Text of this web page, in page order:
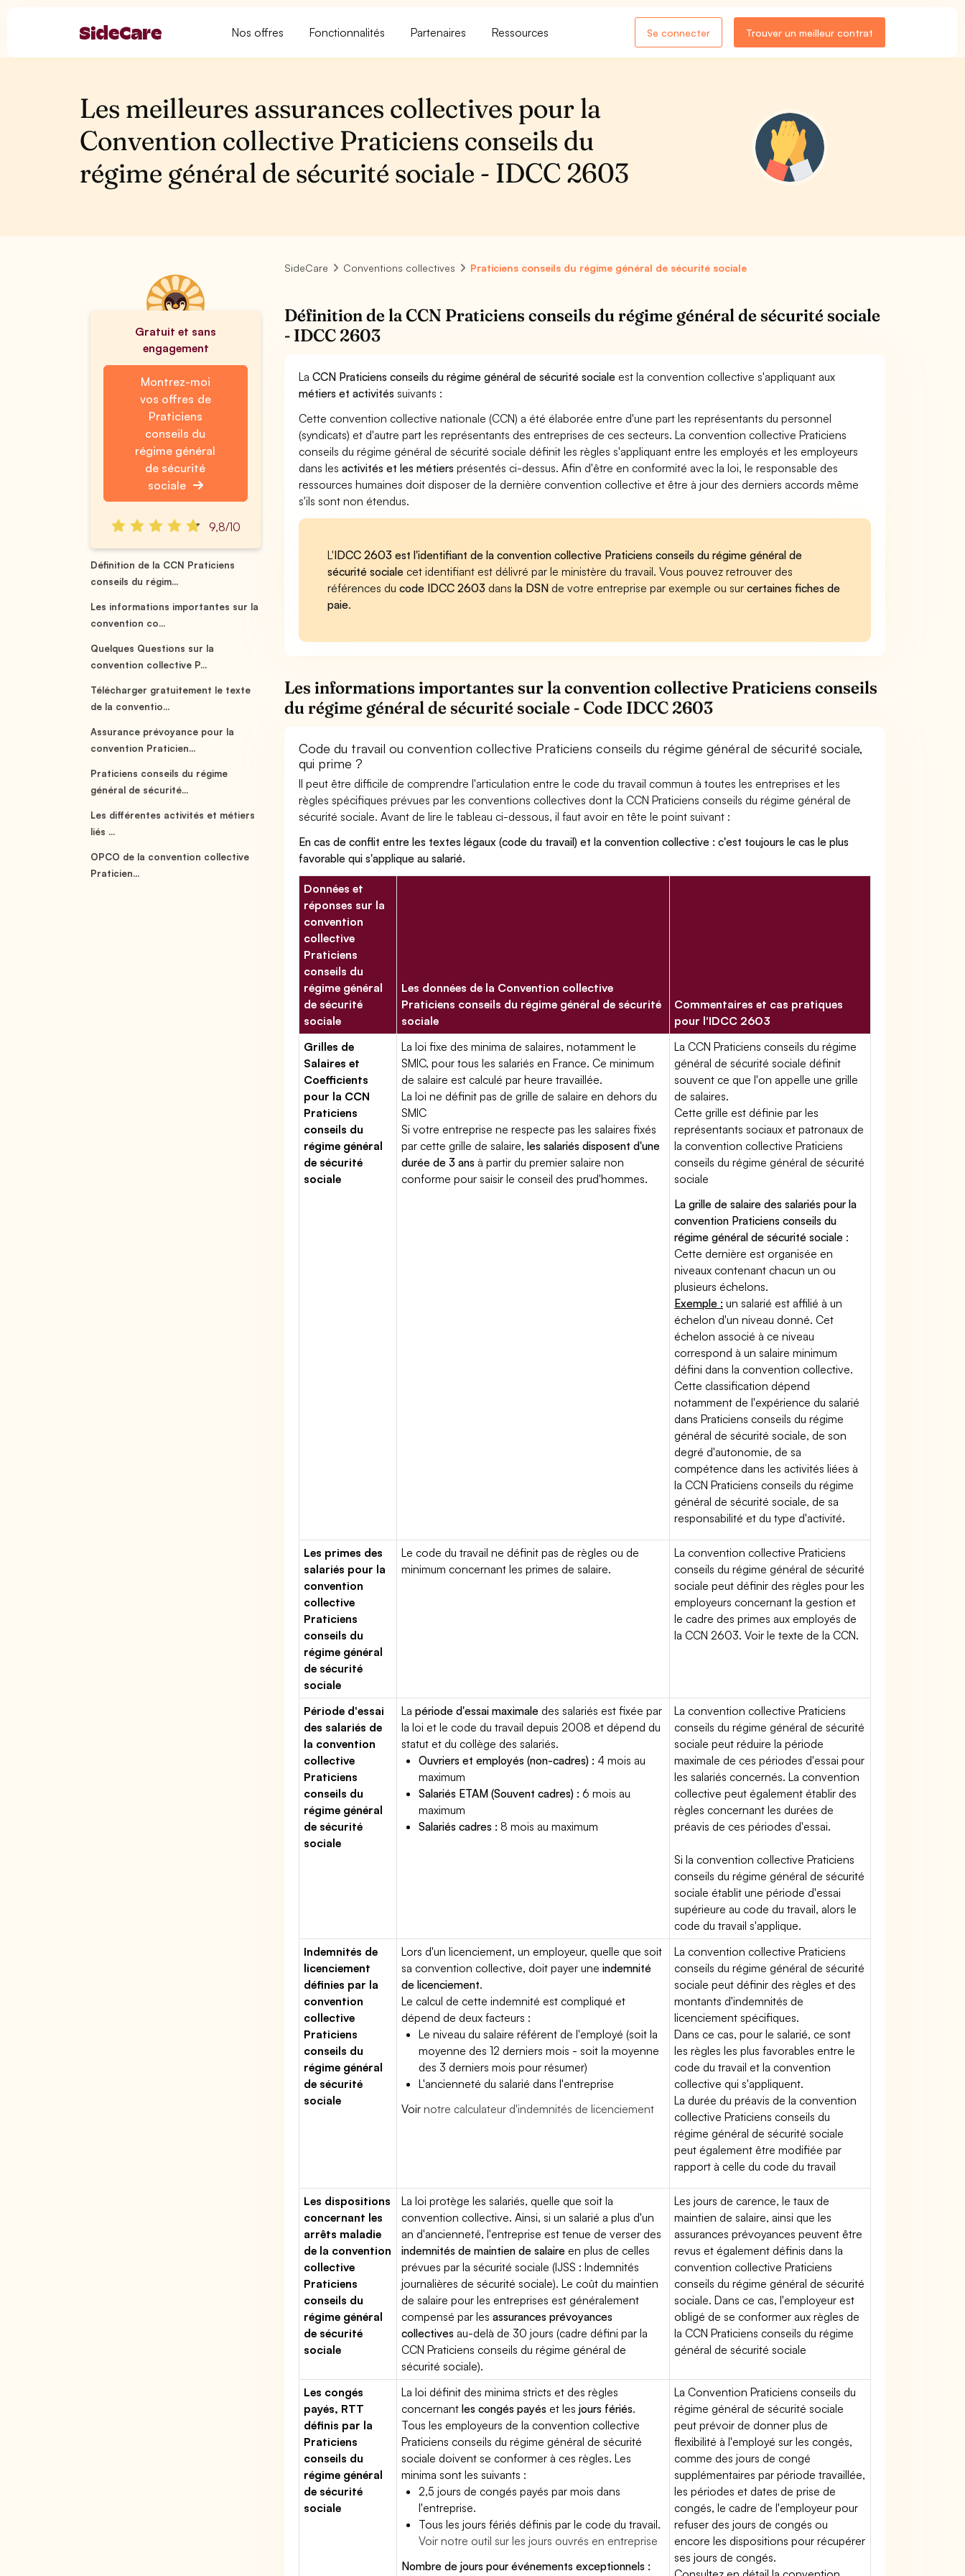
Nos offres Fonctionnalités Partenaires Ressources Se connecter Trouver un meilleur contrat
Les meilleures assurances collectives pour la
Convention collective Praticiens conseils du
régime général de sécurité sociale - IDCC 2603
Gratuit et sans
engagement
Montrez-moi
vos offres de
Praticiens
conseils du
régime général
de sécurité
sociale
9,8/10
Définition de la CCN Praticiens
conseils du régim...
Les informations importantes sur la
convention co...
Quelques Questions sur la
convention collective P...
Télécharger gratuitement le texte
de la conventio...
Assurance prévoyance pour la
convention Praticien...
Praticiens conseils du régime
général de sécurité...
Les différentes activités et métiers
liés ...
OPCO de la convention collective
Praticien...
SideCare Conventions collectives Praticiens conseils du régime général de sécurité sociale
Définition de la CCN Praticiens conseils du régime général de sécurité sociale
- IDCC 2603
LaCCN Praticiens conseils du régime général de sécurité sociale est la convention collective s'appliquant aux
métiers et activités suivants :
Cette convention collective nationale (CCN) a été élaborée entre d'une part les représentants du personnel
(syndicats) et d'autre part les représentants des entreprises de ces secteurs. La convention collective Praticiens
conseils du régime général de sécurité sociale définit les règles s'appliquant entre les employés et les employeurs
dans lesactivités et les métiers présentés ci-dessus. Afin d'être en conformité avec la loi, le responsable des
ressources humaines doit disposer de la dernière convention collective et être à jour des derniers accords même
s'ils sont non étendus.
L'IDCC 2603 est l'identifiant de la convention collective Praticiens conseils du régime général de
sécurité sociale cet identifiant est délivré par le ministère du travail. Vous pouvez retrouver des
références ducode IDCC 2603 dansla DSN de votre entreprise par exemple ou surcertaines fiches de
paie.
Les informations importantes sur la convention collective Praticiens conseils
du régime général de sécurité sociale - Code IDCC 2603
Code du travail ou convention collective Praticiens conseils du régime général de sécurité sociale,
qui prime ?
Il peut être difficile de comprendre l'articulation entre le code du travail commun à toutes les entreprises et les
règles spécifiques prévues par les conventions collectives dont la CCN Praticiens conseils du régime général de
sécurité sociale. Avant de lire le tableau ci-dessous, il faut avoir en tête le point suivant :
En cas de conflit entre les textes légaux (code du travail) et la convention collective : c'est toujours le cas le plus
favorable qui s'applique au salarié.
Données et
réponses sur la
convention
collective
Praticiens
conseils du
régime général
de sécurité
sociale
Les données de la Convention collective
Praticiens conseils du régime général de sécurité
sociale
Commentaires et cas pratiques
pour l'IDCC 2603
Grilles de
Salaires et
Coefficients
pour la CCN
Praticiens
conseils du
régime général
de sécurité
sociale
La loi fixe des minima de salaires, notamment le
SMIC, pour tous les salariés en France. Ce minimum
de salaire est calculé par heure travaillée.
La loi ne définit pas de grille de salaire en dehors du
SMIC
Si votre entreprise ne respecte pas les salaires fixés
par cette grille de salaire,les salariés disposent d'une
durée de 3 ans à partir du premier salaire non
conforme pour saisir le conseil des prud'hommes.
La CCN Praticiens conseils du régime
général de sécurité sociale définit
souvent ce que l'on appelle une grille
de salaires.
Cette grille est définie par les
représentants sociaux et patronaux de
la convention collective Praticiens
conseils du régime général de sécurité
sociale
La grille de salaire des salariés pour la
convention Praticiens conseils du
régime général de sécurité sociale :
Cette dernière est organisée en
niveaux contenant chacun un ou
plusieurs échelons.
Exemple : un salarié est affilié à un
échelon d'un niveau donné. Cet
échelon associé à ce niveau
correspond à un salaire minimum
défini dans la convention collective.
Cette classification dépend
notamment de l'expérience du salarié
dans Praticiens conseils du régime
général de sécurité sociale, de son
degré d'autonomie, de sa
compétence dans les activités liées à
la CCN Praticiens conseils du régime
général de sécurité sociale, de sa
responsabilité et du type d'activité.
Les primes des
salariés pour la
convention
collective
Praticiens
conseils du
régime général
de sécurité
sociale
Le code du travail ne définit pas de règles ou de
minimum concernant les primes de salaire.
La convention collective Praticiens
conseils du régime général de sécurité
sociale peut définir des règles pour les
employeurs concernant la gestion et
le cadre des primes aux employés de
la CCN 2603. Voir le texte de la CCN.
Période d'essai
des salariés de
la convention
collective
Praticiens
conseils du
régime général
de sécurité
sociale
Lapériode d'essai maximale des salariés est fixée par
la loi et le code du travail depuis 2008 et dépend du
statut et du collège des salariés.
Ouvriers et employés (non-cadres) : 4 mois au
maximum
Salariés ETAM (Souvent cadres) : 6 mois au
maximum
Salariés cadres : 8 mois au maximum
La convention collective Praticiens
conseils du régime général de sécurité
sociale peut réduire la période
maximale de ces périodes d'essai pour
les salariés concernés. La convention
collective peut également établir des
règles concernant les durées de
préavis de ces périodes d'essai.
Si la convention collective Praticiens
conseils du régime général de sécurité
sociale établit une période d'essai
supérieure au code du travail, alors le
code du travail s'applique.
Indemnités de
licenciement
définies par la
convention
collective
Praticiens
conseils du
régime général
de sécurité
sociale
Lors d'un licenciement, un employeur, quelle que soit
sa convention collective, doit payer uneindemnité
de licenciement.
Le calcul de cette indemnité est compliqué et
dépend de deux facteurs :
Le niveau du salaire référent de l'employé (soit la
moyenne des 12 derniers mois - soit la moyenne
des 3 derniers mois pour résumer)
L'ancienneté du salarié dans l'entreprise
Voirnotre calculateur d'indemnités de licenciement
La convention collective Praticiens
conseils du régime général de sécurité
sociale peut définir des règles et des
montants d'indemnités de
licenciement spécifiques.
Dans ce cas, pour le salarié, ce sont
les règles les plus favorables entre le
code du travail et la convention
collective qui s'appliquent.
La durée du préavis de la convention
collective Praticiens conseils du
régime général de sécurité sociale
peut également être modifiée par
rapport à celle du code du travail
Les dispositions
concernant les
arrêts maladie
de la convention
collective
Praticiens
conseils du
régime général
de sécurité
sociale
La loi protège les salariés, quelle que soit la
convention collective. Ainsi, si un salarié a plus d'un
an d'ancienneté, l'entreprise est tenue de verser des
indemnités de maintien de salaire en plus de celles
prévues par la sécurité sociale (IJSS : Indemnités
journalières de sécurité sociale). Le coût du maintien
de salaire pour les entreprises est généralement
compensé par lesassurances prévoyances
collectives au-delà de 30 jours (cadre défini par la
CCN Praticiens conseils du régime général de
sécurité sociale).
Les jours de carence, le taux de
maintien de salaire, ainsi que les
assurances prévoyances peuvent être
revus et également définis dans la
convention collective Praticiens
conseils du régime général de sécurité
sociale. Dans ce cas, l'employeur est
obligé de se conformer aux règles de
la CCN Praticiens conseils du régime
général de sécurité sociale
Les congés
payés, RTT
définis par la
Praticiens
conseils du
régime général
de sécurité
sociale
La loi définit des minima stricts et des règles
concernantles congés payés et lesjours fériés.
Tous les employeurs de la convention collective
Praticiens conseils du régime général de sécurité
sociale doivent se conformer à ces règles. Les
minima sont les suivants :
2,5 jours de congés payés par mois dans
l'entreprise.
Tous les jours fériés définis par le code du travail.
Voir notre outil sur les jours ouvrés en entreprise
Nombre de jours pour événements exceptionnels :
La Convention Praticiens conseils du
régime général de sécurité sociale
peut prévoir de donner plus de
flexibilité à l'employé sur les congés,
comme des jours de congé
supplémentaires par période travaillée,
les périodes et dates de prise de
congés, le cadre de l'employeur pour
refuser des jours de congés ou
encore les dispositions pour récupérer
ses jours de congés.